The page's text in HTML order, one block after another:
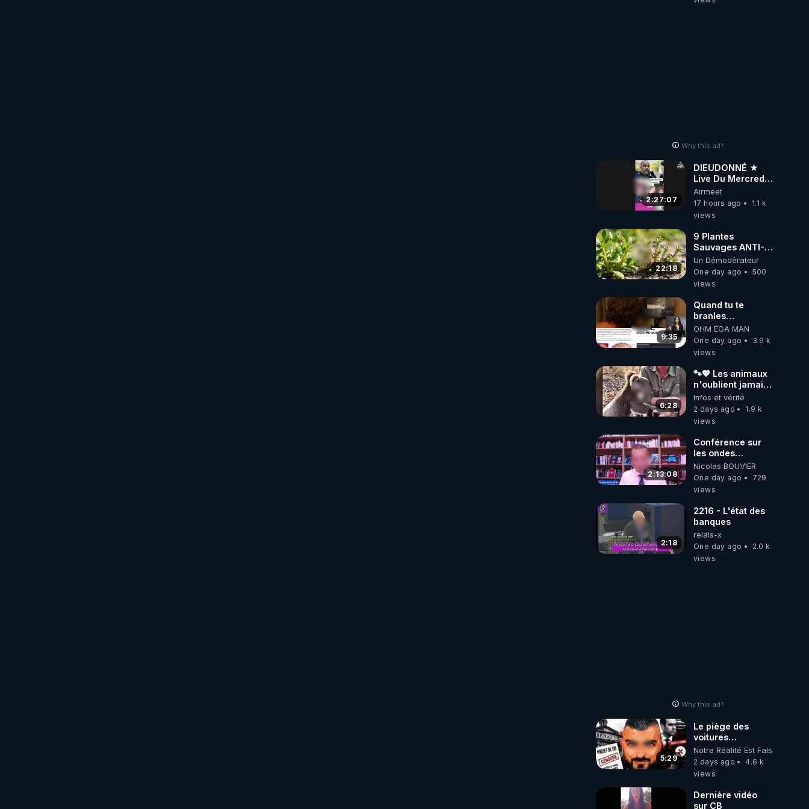
Why this ad?
2:27:07
DIEUDONNÉ ★
Live Du Mercredi
5 Août 2026
Airmeet
17 hours ago
1.1 k
views
22:18
9 Plantes
Sauvages ANTI-
FAMINE: ces
Ressources
Haies
Un Démodérateur
One day ago
500
views
9:35
Quand tu te
branles
bonhomme tu
émets des ondes
ils ont juste omis
OHM ÉGA MAN
One day ago
3.9 k
views
6:28
🐾💖 Les animaux
n'oublient jamais
ceux qu'ils
aiment… 🥹❤️
Infos et vérité
2 days ago
1.9 k
views
2:13:08
Conférence sur
les ondes
électromagnétiques
par Grégoire
Caustru et Bart de
Nicolas BOUVIER
One day ago
729
views
2:18
2216 - L'état des
banques
relais-x
One day ago
2.0 k
views
Why this ad?
5:29
Le piège des
voitures
électriques se
referme sur les
usagers !
Notre Réalité Est Falsifiée Et
2 days ago
4.6 k
views
Dernière vidéo
sur CB